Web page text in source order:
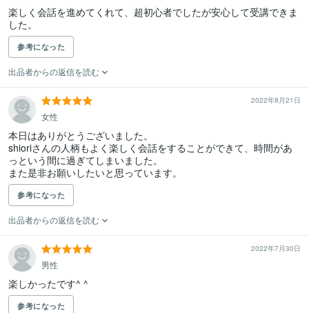
楽しく会話を進めてくれて、超初心者でしたが安心して受講できま
した。
参考になった
出品者からの返信を読む
2022年8月21日
女性
本日はありがとうございました。
shioriさんの人柄もよく楽しく会話をすることができて、時間があ
っという間に過ぎてしまいました。
また是非お願いしたいと思っています。
参考になった
出品者からの返信を読む
2022年7月30日
男性
楽しかったです^ ^
参考になった